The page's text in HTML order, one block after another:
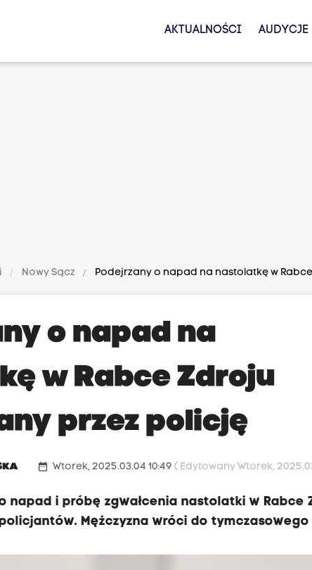
AKTUALNOŚCI AUDYCJE
Nowy Sącz Podejrzany o napad na nastolatkę w
o napad na
w Rabce Zdroju
przez policję
date_range Wtorek, 2025.03.04 10:49( Edytowany Wtorek,
napad i próbę zgwałcenia nastolatki w Rabce
Mężczyzna wróci do tymczasowego